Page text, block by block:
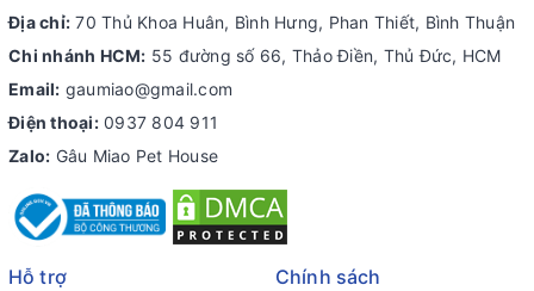
Địa chỉ: 70 Thủ Khoa Huân, Bình Hưng, Phan Thiết, Bình Thuận
Chi nhánh HCM: 55 đường số 66, Thảo Điền, Thủ Đức, HCM
Email: gaumiao@gmail.com
Điện thoại: 0937 804 911
Zalo: Gâu Miao Pet House
Hỗ trợ Chính sách